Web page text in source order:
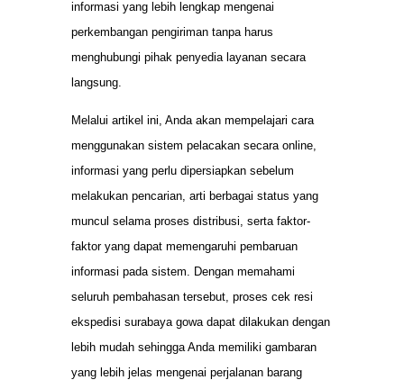
informasi yang lebih lengkap mengenai
perkembangan pengiriman tanpa harus
menghubungi pihak penyedia layanan secara
langsung.
Melalui artikel ini, Anda akan mempelajari cara
menggunakan sistem pelacakan secara online,
informasi yang perlu dipersiapkan sebelum
melakukan pencarian, arti berbagai status yang
muncul selama proses distribusi, serta faktor-
faktor yang dapat memengaruhi pembaruan
informasi pada sistem. Dengan memahami
seluruh pembahasan tersebut, proses cek resi
ekspedisi surabaya gowa dapat dilakukan dengan
lebih mudah sehingga Anda memiliki gambaran
yang lebih jelas mengenai perjalanan barang